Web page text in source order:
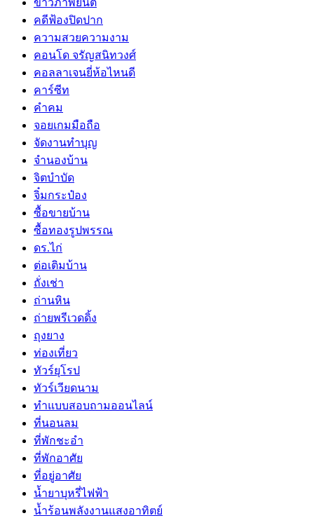
ข่าวภาพยนต์
คดีฟ้องปิดปาก
ความสวยความงาม
คอนโด จรัญสนิทวงศ์
คอลลาเจนยี่ห้อไหนดี
คาร์ซีท
คำคม
จอยเกมมือถือ
จัดงานทำบุญ
จำนองบ้าน
จิตบำบัด
จิ๋มกระป๋อง
ซื้อขายบ้าน
ซื้อทองรูปพรรณ
ดร.ไก่
ต่อเติมบ้าน
ถั่งเช่า
ถ่านหิน
ถ่ายพรีเวดดิ้ง
ถุงยาง
ท่องเที่ยว
ทัวร์ยุโรป
ทัวร์เวียดนาม
ทำแบบสอบถามออนไลน์
ที่นอนลม
ที่พักชะอำ
ที่พักอาศัย
ที่อยู่อาศัย
น้ำยาบุหรี่ไฟฟ้า
น้ำร้อนพลังงานแสงอาทิตย์